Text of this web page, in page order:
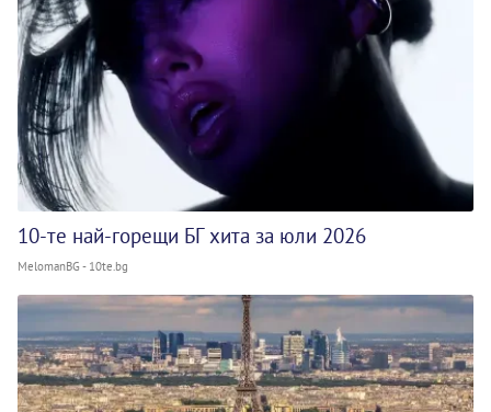
10-те най-горещи БГ хита за юли 2026
MelomanBG - 10te.bg